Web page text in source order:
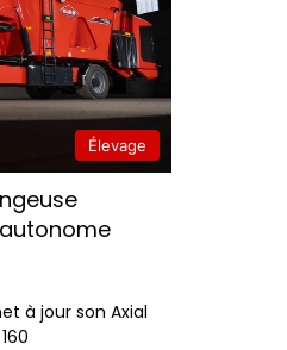
Élevage
à jour son Axial